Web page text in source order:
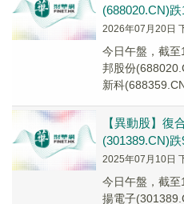
(688020.CN)
2026年07月20日
今日午盤，截
邦股份
新科
【異動股】復
(301389.CN)跌
2025年07月10日
今日午盤，截
揚電子